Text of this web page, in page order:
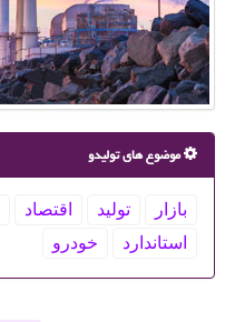
موضوع های تولیدو
بازار تولید اقتصاد
استاندارد
خودرو